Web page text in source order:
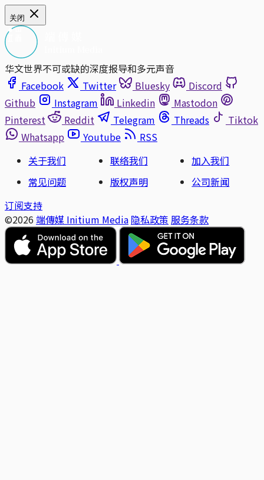
关闭
华文世界不可或缺的深度报导和多元声音
Facebook
Twitter Bluesky
Discord
Github
Instagram Linkedin
Mastodon
Pinterest
Reddit Telegram Threads
Tiktok
Whatsapp
Youtube
RSS
关于我们
联络我们
加入我们
常见问题
版权声明
公司新闻
订阅支持
©2026 端傳媒 Initium Media 隐私政策 服务条款